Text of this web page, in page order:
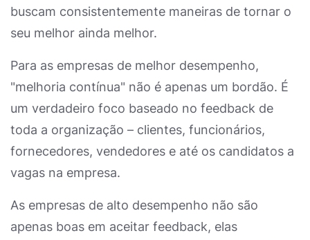
buscam consistentemente maneiras de tornar o
seu melhor ainda melhor.
Para as empresas de melhor desempenho,
"melhoria contínua" não é apenas um bordão. É
um verdadeiro foco baseado no feedback de
toda a organização – clientes, funcionários,
fornecedores, vendedores e até os candidatos a
vagas na empresa.
As empresas de alto desempenho não são
apenas boas em aceitar feedback, elas